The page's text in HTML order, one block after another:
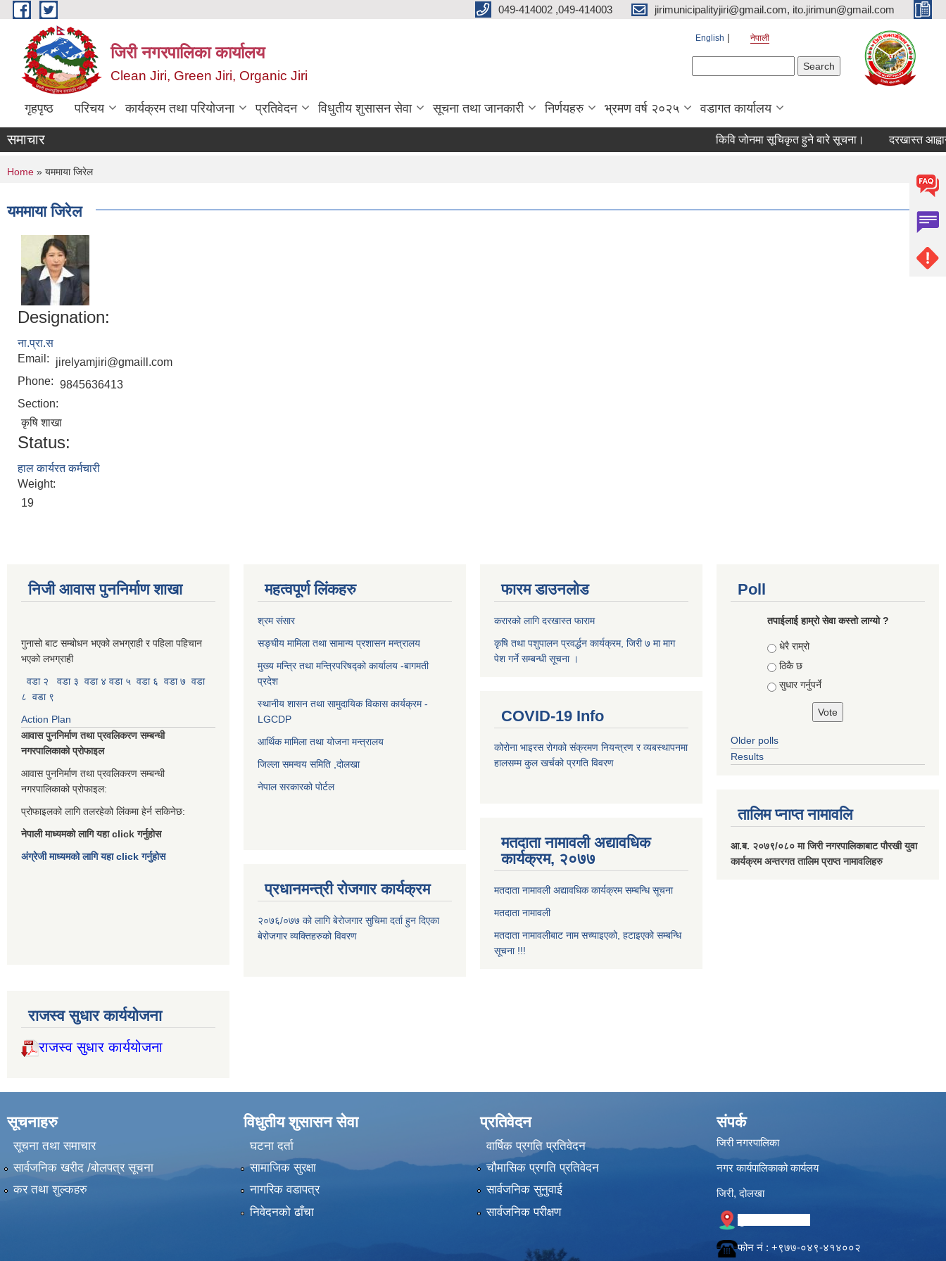
Skip to main content 049-414002 ,049-414003 jirimunicipalityjiri@gmail.com, ito.jirimun@gmail.com
जिरी नगरपालिका कार्यालय
Clean Jiri, Green Jiri, Organic Jiri
English नेपाली
गृहपृष्ठ परिचय कार्यक्रम तथा परियोजना प्रतिवेदन विधुतीय शुसासन सेवा सूचना तथा जानकारी निर्णयहरु भ्रमण वर्ष २०२५ वडागत कार्यालय
समाचार किवि जोनमा सूचिकृत हुने बारे सूचना। दरखास्त आह्वान
You are here
Home » यममाया जिरेल
यममाया जिरेल
Designation:
ना.प्रा.स
Email:
jirelyamjiri@gmaill.com
Phone: 9845636413
Section:
कृषि शाखा
Status:
हाल कार्यरत कर्मचारी
Weight:
19
निजी आवास पुननिर्माण शाखा
गुनासो बाट सम्बोधन भएको लभग्राही र पहिला पहिचान
भएको लभग्राही
वडा २
वडा ३ वडा ४ वडा ५ वडा ६ वडा ७ वडा
८ वडा ९
Action Plan
आवास पुननिर्माण तथा प्रवलिकरण सम्बन्धी
नगरपालिकाको प्रोफाइल
आवास पुननिर्माण तथा प्रवलिकरण सम्बन्धी
नगरपालिकाको प्रोफाइल:
प्रोफाइलको लागि तलरहेको लिंकमा हेर्न सकिनेछ:
नेपाली माध्यमको लागि यहा click गर्नुहोस
अंग्रेजी माध्यमको लागि यहा click गर्नुहोस
महत्वपूर्ण लिंकहरु
श्रम संसार
सङ्घीय मामिला तथा सामान्य प्रशासन मन्त्रालय
मुख्य मन्त्रि तथा मन्त्रिपरिषद्को कार्यालय -बागमती
प्रदेश
स्थानीय शासन तथा सामुदायिक विकास कार्यक्रम -
LGCDP
आर्थिक मामिला तथा योजना मन्त्रालय
जिल्ला समन्वय समिति ,दोलखा
नेपाल सरकारको पोर्टल
प्रधानमन्त्री रोजगार कार्यक्रम
२०७६/०७७ को लागि बेरोजगार सुचिमा दर्ता हुन दिएका
बेरोजगार व्यक्तिहरुको विवरण
फारम डाउनलोड
करारको लागि दरखास्त फाराम
कृषि तथा पशुपालन प्रवर्द्धन कार्यक्रम, जिरी ७ मा माग
पेश गर्ने सम्बन्धी सूचना ।
COVID-19 Info
कोरोना भाइरस रोगको संक्रमण नियन्त्रण र व्यबस्थापनमा
हालसम्म कुल खर्चको प्रगति विवरण
मतदाता नामावली अद्यावधिक
कार्यक्रम, २०७७
मतदाता नामावली अद्यावधिक कार्यक्रम सम्बन्धि सूचना
मतदाता नामावली
मतदाता नामावलीबाट नाम सच्याइएको, हटाइएको सम्बन्धि
सूचना !!!
Poll
तपाईलाई हाम्रो सेवा कस्तो लाग्यो ?
Choices
धेरै राम्रो
ठिकै छ
सुधार गर्नुपर्ने
Older polls
Results
तालिम प्नाप्त नामावलि
आ.ब. २०७९/०८० मा जिरी नगरपालिकाबाट पौरखी युवा
कार्यक्रम अन्तरगत तालिम प्राप्त नामावलिहरु
राजस्व सुधार कार्ययोजना
राजस्व सुधार कार्ययोजना
सूचनाहरु
सूचना तथा समाचार
सार्वजनिक खरीद /बोलपत्र सूचना
कर तथा शुल्कहरु
विधुतीय शुसासन सेवा
घटना दर्ता
सामाजिक सुरक्षा
नागरिक वडापत्र
निवेदनको ढाँचा
प्रतिवेदन
वार्षिक प्रगति प्रतिवेदन
चौमासिक प्रगति प्रतिवेदन
सार्वजनिक सुनुवाई
सार्वजनिक परीक्षण
संपर्क
जिरी नगरपालिका
नगर कार्यपालिकाको कार्यलय
जिरी, दोलखा
फोन नं‍ : +९७७-०४९-४१४००२